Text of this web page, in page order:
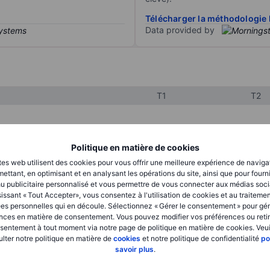
Politique en matière de cookies
web utilisent des cookies pour vous offrir une meilleure expérience de
en optimisant et en analysant les opérations du site, ainsi que pour
publicitaire personnalisé et vous permettre de vous connecter aux médias
« Tout Accepter», vous consentez à l'utilisation de cookies et au
personnelles qui en découle. Sélectionnez « Gérer le consentement » pour
en matière de consentement. Vous pouvez modifier vos préférences ou
à tout moment via notre page de politique en matière de cookies.
notre politique en matière de cookies et notre politique de confidentialité
savoir plus.
Télécharger la méthodologie
Data provided by
T1 T2
XXXXXXX XXXXXXX
XXXXXXX XXXXXXX
XXXXXXX XXXXXXX
XXXXXXX XXXXXXX